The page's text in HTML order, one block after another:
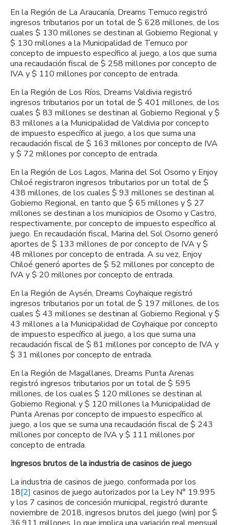
En la Región de La Araucanía, Dreams Temuco registró
ingresos tributarios por un total de $ 628 millones, de los
cuales $ 130 millones se destinan al Gobierno Regional y
$ 130 millones a la Municipalidad de Temuco por
concepto de impuesto específico al juego, a los que suma
una recaudación fiscal de $ 258 millones por concepto de
IVA y $ 110 millones por concepto de entrada.
En la Región de Los Ríos, Dreams Valdivia registró
ingresos tributarios por un total de $ 401 millones, de los
cuales $ 83 millones se destinan al Gobierno Regional y $
83 millones a la Municipalidad de Valdivia por concepto
de impuesto específico al juego, a los que suma una
recaudación fiscal de $ 163 millones por concepto de IVA
y $ 72 millones por concepto de entrada.
En la Región de Los Lagos, Marina del Sol Osorno y Enjoy
Chiloé registraron ingresos tributarios por un total de $
438 millones, de los cuales $ 93 millones se destinan al
Gobierno Regional, en tanto que $ 65 millones y $ 27
millones se destinan a los municipios de Osorno y Castro,
respectivamente, por concepto de impuesto específico al
juego. En recaudación fiscal, Marina del Sol Osorno generó
aportes de $ 133 millones de por concepto de IVA y $
48 millones por concepto de entrada. A su vez, Enjoy
Chiloé generó aportes de $ 52 millones por concepto de
IVA y $ 20 millones por concepto de entrada.
En la Región de Aysén, Dreams Coyhaique registró
ingresos tributarios por un total de $ 197 millones, de los
cuales $ 43 millones se destinan al Gobierno Regional y $
43 millones a la Municipalidad de Coyhaique por concepto
de impuesto específico al juego, a los que suma una
recaudación fiscal de $ 81 millones por concepto de IVA y
$ 31 millones por concepto de entrada.
En la Región de Magallanes, Dreams Punta Arenas
registró ingresos tributarios por un total de $ 595
millones, de los cuales $ 120 millones se destinan al
Gobierno Regional y $ 120 millones la Municipalidad de
Punta Arenas por concepto de impuesto específico al
juego, a los que se suma una recaudación fiscal de $ 243
millones por concepto de IVA y $ 111 millones por
concepto de entrada.
Ingresos brutos de la industria de casinos de juego
La industria de casinos de juego, conformada por los
18[2] casinos de juego autorizados por la Ley N° 19.995
y los 7 casinos de concesión municipal, registró durante
noviembre de 2018, ingresos brutos del juego (win) por $